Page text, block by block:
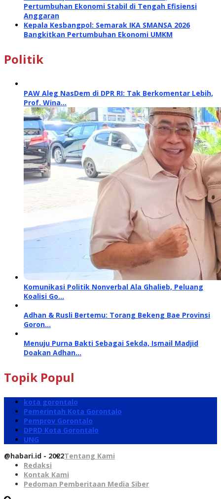
Pertumbuhan Ekonomi Stabil di Tengah Efisiensi
Anggaran
Kepala Kesbangpol: Semarak IKA SMANSA 2026
Bangkitkan Pertumbuhan Ekonomi UMKM
Politik
PAW Aleg NasDem di DPR RI: Tak Berkomentar Lebih,
Prof. Wina…
Komunikasi Politik Nonverbal Ala Ghalieb, Peluang
Koalisi Go…
Adhan & Rusli Bertemu: Torang Bekeng Bae Provinsi
Goron…
Menuju Purna Bakti Sebagai Sekda, Ismail Madjid
Doakan Adhan…
Topik Popul
kota gorontalo
Pemerintah Kota Gorontalo
Pemprov Gorontalo
DPRD Kota Gorontalo
UNG
@habari.id - 2022Tentang Kami
Redaksi
Kontak Kami
Pedoman Pemberitaan Media Siber